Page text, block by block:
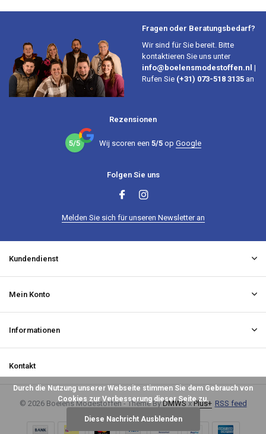
Fragen oder Beratungsbedarf?
Wir sind für Sie bereit. Bitte
kontaktieren Sie uns unter
info@boelensmodestoffen.nl |
Rufen Sie (+31) 073-518 3135 an
Rezensionen
5/5 Wij scoren een 5/5op Google
Folgen Sie uns
Melden Sie sich für unseren Newsletter an
Kundendienst
Mein Konto
Informationen
Kontakt
© 2026 Boelens Modestoffen - Theme ByDMWSxPlus+ RSS feed
Durch die Nutzung unserer Webseite stimmen Sie dem Gebrauch von
Cookies zur Verbesserung dieser Seite zu.
Diese Nachricht Ausblenden